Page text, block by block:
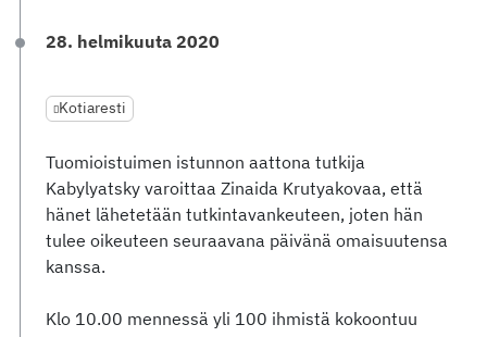
28. helmikuuta 2020
Kotiaresti
Tuomioistuimen istunnon aattona tutkija
Kabylyatsky varoittaa Zinaida Krutyakovaa, että
hänet lähetetään tutkintavankeuteen, joten hän
tulee oikeuteen seuraavana päivänä omaisuutensa
kanssa.
Klo 10.00 mennessä yli 100 ihmistä kokoontuu